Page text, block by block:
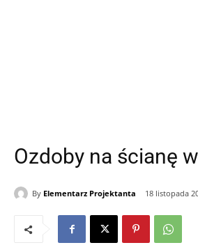
Ozdoby na ścianę
By Elementarz Projektanta 18 listopada